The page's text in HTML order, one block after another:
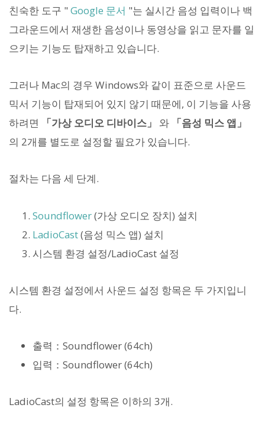
친숙한 도구 " Google 문서 "는 실시간 음성 입력이나 백
그라운드에서 재생한 음성이나 동영상을 읽고 문자를 일
으키는 기능도 탑재하고 있습니다.
그러나 Mac의 경우 Windows와 같이 표준으로 사운드
믹서 기능이 탑재되어 있지 않기 때문에, 이 기능을 사용
하려면
「가상 오디오 디바이스」 와
「음성 믹스 앱」
의 2개를 별도로 설정할 필요가 있습니다.
절차는 다음 세 단계.
Soundflower(가상 오디오 장치) 설치
LadioCast(음성 믹스 앱) 설치
시스템 환경 설정/LadioCast 설정
시스템 환경 설정에서 사운드 설정 항목은 두 가지입니
다.
출력：Soundflower (64ch)
입력：Soundflower (64ch)
LadioCast의 설정 항목은 이하의 3개.